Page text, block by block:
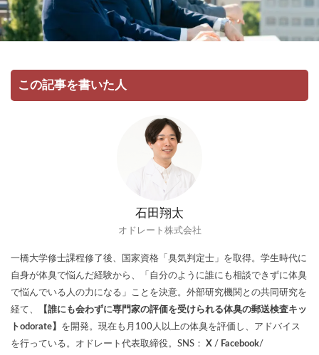
この記事を書いた人
石田翔太
オドレート株式会社
一橋大学修士課程修了後、国家資格「臭気判定士」を取得。学生時代に
自身が体臭で悩んだ経験から、「自分のように誰にも相談できずに体臭
で悩んでいる人の力になる」ことを決意。外部研究機関との共同研究を
経て、
【誰にも会わずに専門家の評価を受けられる体臭の郵送検査キッ
トodorate】 を開発。現在も月100人以上の体臭を評価し、アドバイス
を行っている。オドレート代表取締役。SNS： X / Facebook/